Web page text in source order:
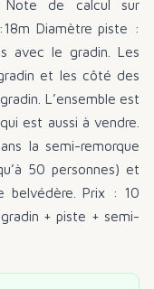
Note de calcul sur
Diamètre piste :
avec le gradin. Les
et les côté des
L’ensemble est
est aussi à vendre.
la semi-remorque
50 personnes) et
belvédère. Prix : 10
+ piste + semi-